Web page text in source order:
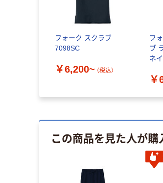
フォーク スクラブ
7098SC
￥6,200~ （税込）
フ
ブ
ネ
￥
この商品を見た人が購